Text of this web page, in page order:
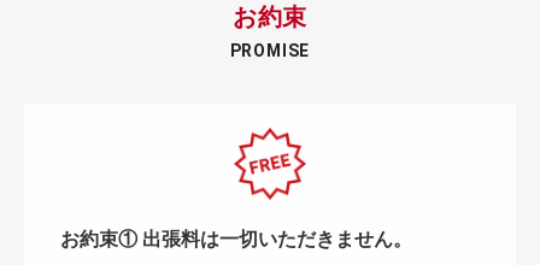
お約束
PROMISE
お約束① 出張料は一切いただきません。